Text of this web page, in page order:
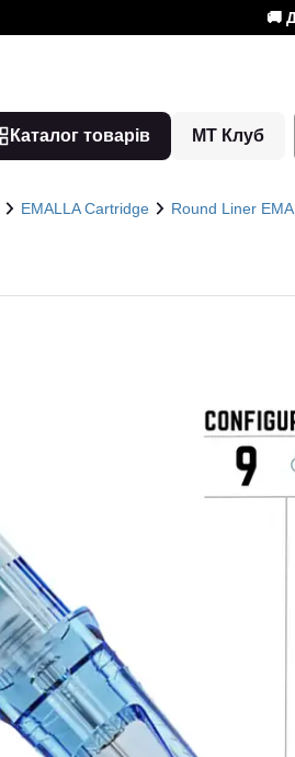
🚚
Каталог товарів МТ Клуб
EMALLA Cartridge Round Liner